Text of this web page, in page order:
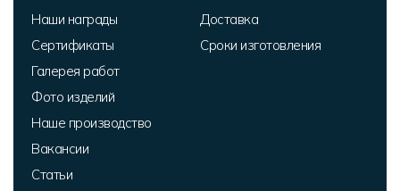
Наши награды
Сертификаты
Галерея работ
Фото изделий
Наше производство
Вакансии
Статьи
Доставка
Сроки изготовления